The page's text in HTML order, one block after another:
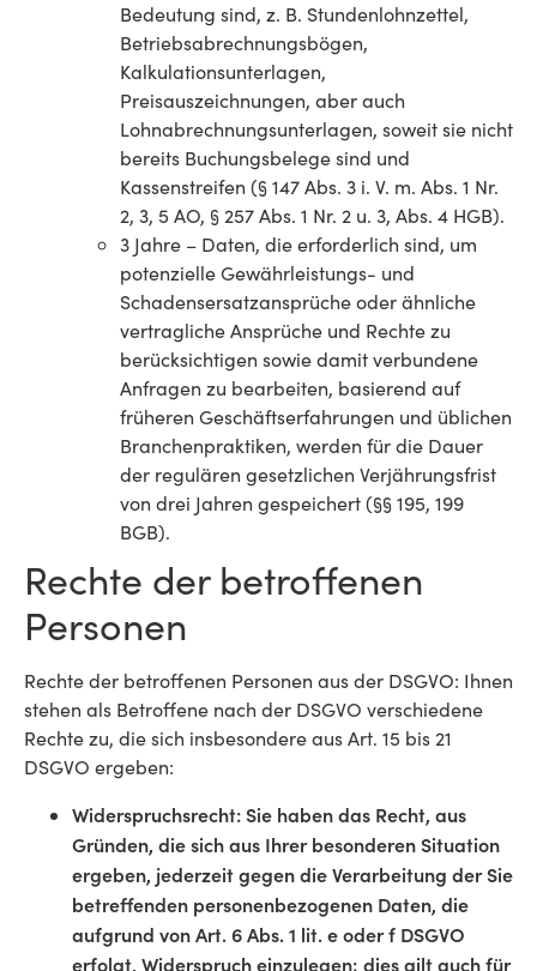
Bedeutung sind, z. B. Stundenlohnzettel,
Betriebsabrechnungsbögen,
Kalkulationsunterlagen,
Preisauszeichnungen, aber auch
Lohnabrechnungsunterlagen, soweit sie nicht
bereits Buchungsbelege sind und
Kassenstreifen (§ 147 Abs. 3 i. V. m. Abs. 1 Nr.
2, 3, 5 AO, § 257 Abs. 1 Nr. 2 u. 3, Abs. 4 HGB).
3 Jahre – Daten, die erforderlich sind, um
potenzielle Gewährleistungs- und
Schadensersatzansprüche oder ähnliche
vertragliche Ansprüche und Rechte zu
berücksichtigen sowie damit verbundene
Anfragen zu bearbeiten, basierend auf
früheren Geschäftserfahrungen und üblichen
Branchenpraktiken, werden für die Dauer
der regulären gesetzlichen Verjährungsfrist
von drei Jahren gespeichert (§§ 195, 199
BGB).
Rechte der betroffenen
Personen
Rechte der betroffenen Personen aus der DSGVO: Ihnen
stehen als Betroffene nach der DSGVO verschiedene
Rechte zu, die sich insbesondere aus Art. 15 bis 21
DSGVO ergeben:
Widerspruchsrecht: Sie haben das Recht, aus
Gründen, die sich aus Ihrer besonderen Situation
ergeben, jederzeit gegen die Verarbeitung der Sie
betreffenden personenbezogenen Daten, die
aufgrund von Art. 6 Abs. 1 lit. e oder f DSGVO
erfolgt, Widerspruch einzulegen; dies gilt auch für